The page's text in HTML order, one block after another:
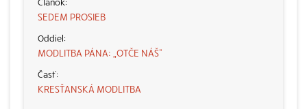
SEDEM PROSIEB
MODLITBA PÁNA: „OTČE NÁŠ“
KRESŤANSKÁ MODLITBA